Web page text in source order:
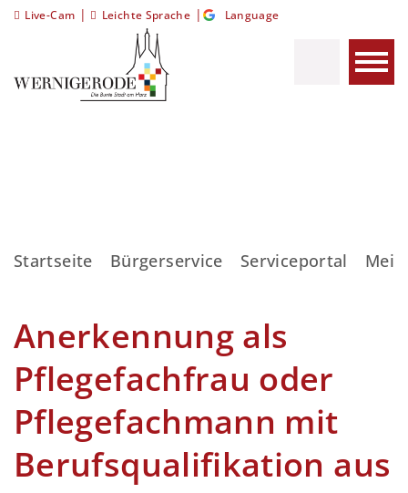
Live-Cam | Leichte Sprache | Language
Startseite Bürgerservice Serviceportal
Anerkennung als
Pflegefachfrau oder
Pflegefachmann mit
Berufsqualifikation aus